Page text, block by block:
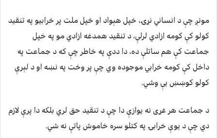
مونږ چې د انساني نړۍ، خپل هېواد او خپل ملت پر خرابيو په تنقيد
کولو کې کومه ازادي لرلې، د تنقيد همدغه ازادي مو په خپل
جماعت کې هم ساتلې ده، دا ددې په خاطر چې که د جماعت په
داخل کې کومه خرابي موجوده وي چې پر وخت په نښه او د لېرې
کولو کوښښ يې وشي.
د جماعت هر غړی نه يوازې دا چې د تنقيد حق لري بلکه دا پرې لازم
دي چې د يوې خرابۍ په کتلو سره خاموش پاتې نه شي.